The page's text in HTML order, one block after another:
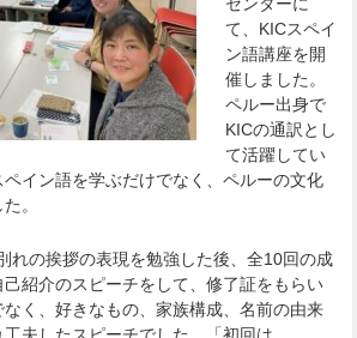
て、KICスペイ
ン語講座を開
催しました。
ペルー出身で
KICの通訳とし
て活躍してい
イン語を学ぶだけでなく、ペルーの文化
。
れの挨拶の表現を勉強した後、全10回の成
紹介のスピーチをして、修了証をもらい
なく、好きなもの、家族構成、名前の由来